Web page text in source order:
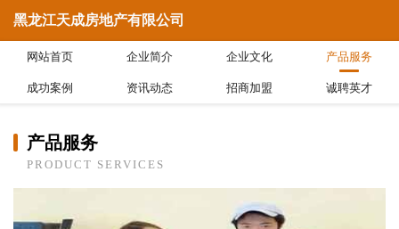
黑龙江天成房地产有限公司
网站首页 企业简介 企业文化 产品服务
成功案例 资讯动态 招商加盟 诚聘英才
产品服务
PRODUCT SERVICES